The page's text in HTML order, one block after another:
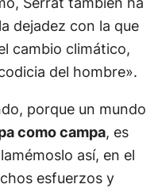
dejadez con la que
cambio climático,
del hombre».
porque un mundo
como campa, es
así, en el
esfuerzos y